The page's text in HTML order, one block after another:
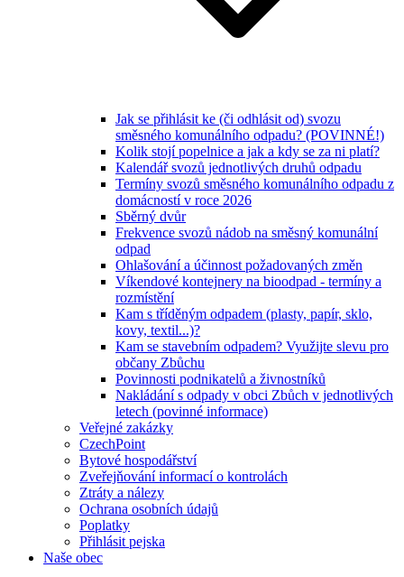
Jak se přihlásit ke (či odhlásit od) svozu
směsného komunálního odpadu? (POVINNÉ!)
Kolik stojí popelnice a jak a kdy se za ni platí?
Kalendář svozů jednotlivých druhů odpadu
Termíny svozů směsného komunálního odpadu z
domácností v roce 2026
Sběrný dvůr
Frekvence svozů nádob na směsný komunální
odpad
Ohlašování a účinnost požadovaných změn
Víkendové kontejnery na bioodpad - termíny a
rozmístění
Kam s tříděným odpadem (plasty, papír, sklo,
kovy, textil...)?
Kam se stavebním odpadem? Využijte slevu pro
občany Zbůchu
Povinnosti podnikatelů a živnostníků
Nakládání s odpady v obci Zbůch v jednotlivých
letech (povinné informace)
Veřejné zakázky
CzechPoint
Bytové hospodářství
Zveřejňování informací o kontrolách
Ztráty a nálezy
Ochrana osobních údajů
Poplatky
Přihlásit pejska
Naše obec